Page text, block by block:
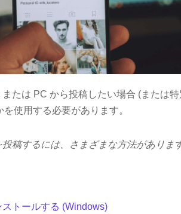
たは PC から投稿したい場合 (または
使用する必要があります。
稿するには、さまざまな方法があります
トールする (Windows)